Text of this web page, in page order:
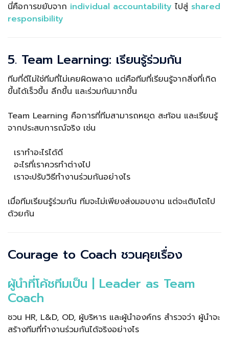
นี่คือการขยับจาก individual accountability ไปสู่ shared
responsibility
5. Team Learning: เรียนรู้ร่วมกัน
ทีมที่ดีไม่ใช่ทีมที่ไม่เคยผิดพลาด แต่คือทีมที่เรียนรู้จากสิ่งที่เกิด
ขึ้นได้เร็วขึ้น ลึกขึ้น และร่วมกันมากขึ้น
Team Learning คือการที่ทีมสามารถหยุด สะท้อน และเรียนรู้
จากประสบการณ์จริง เช่น
เราทำอะไรได้ดี
อะไรที่เราควรทำต่างไป
เราจะปรับวิธีทำงานร่วมกันอย่างไร
เมื่อทีมเรียนรู้ร่วมกัน ทีมจะไม่เพียงส่งมอบงาน แต่จะเติบโตไป
ด้วยกัน
Courage to Coach ชวนคุยเรื่อง
ผู้นำที่โค้ชทีมเป็น | Leader as Team
Coach
ชวน HR, L&D, OD, ผู้บริหาร และผู้นำองค์กร สำรวจว่า ผู้นำจะ
สร้างทีมที่ทำงานร่วมกันได้จริงอย่างไร